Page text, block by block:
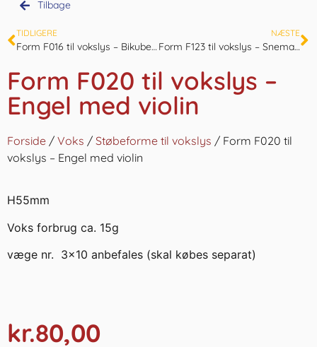
Tilbage
TIDLIGERE
Form F016 til vokslys – Bikube lille
NÆSTE
Form F123 til vokslys – Snemand
Form F020 til vokslys –
Engel med violin
Forside / Voks / Støbeforme til vokslys / Form F020 til
vokslys – Engel med violin
H55mm
Voks forbrug ca. 15g
væge nr. 3×10 anbefales (skal købes separat)
kr.80,00